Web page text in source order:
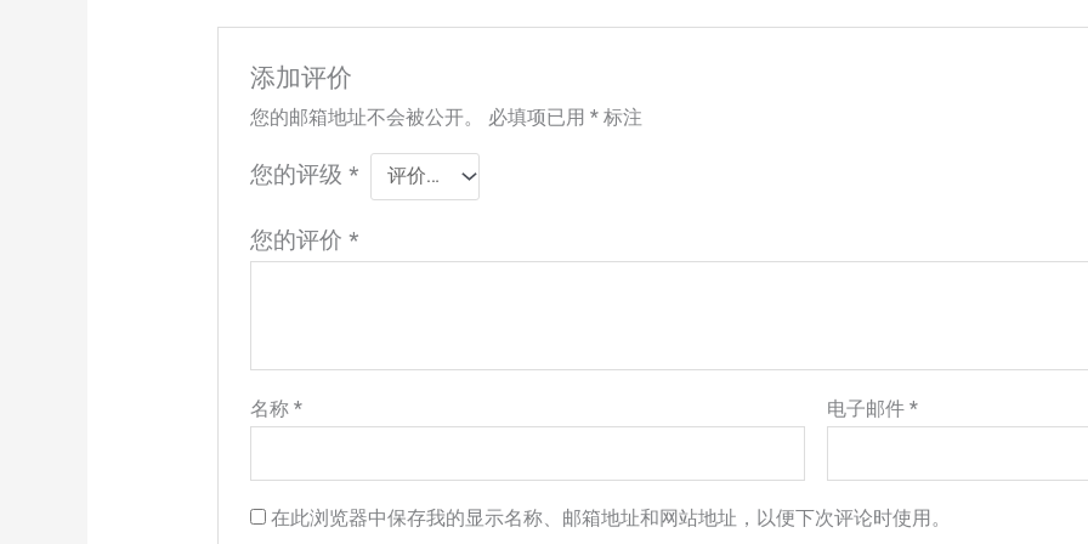
添加评价
您的邮箱地址不会被公开。 必填项已用* 标注
您的评级*
您的评价*
名称* 电子邮件*
在此浏览器中保存我的显示名称、邮箱地址和网站地址，以便下次评论时使用。